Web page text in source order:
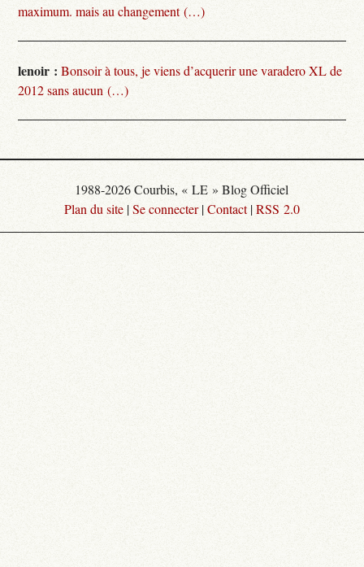
maximum. mais au changement (…)
lenoir : Bonsoir à tous, je viens d’acquerir une varadero XL de
2012 sans aucun (…)
1988-2026 Courbis, « LE » Blog Officiel
Plan du site |Se connecter|Contact|RSS 2.0